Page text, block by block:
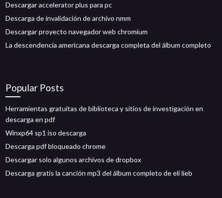
Descargar accelerator plus para pc
Descarga de invalidación de archivo nmm
Descargar proyecto navegador web chromium
La descendencia americana descarga completa del álbum completo
Popular Posts
Herramientas gratuitas de biblioteca y sitios de investigación en
descarga en pdf
Winxp64 sp1 iso descarga
Descarga pdf bloqueado chrome
Descargar solo algunos archivos de dropbox
Descarga gratis la canción mp3 del álbum completo de eli lieb